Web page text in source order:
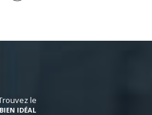
Trouvez le
BIEN IDÉAL